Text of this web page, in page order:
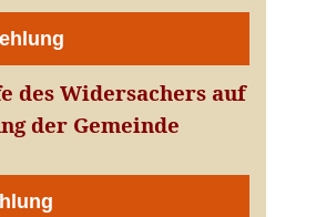
des Widersachers auf
der Gemeinde